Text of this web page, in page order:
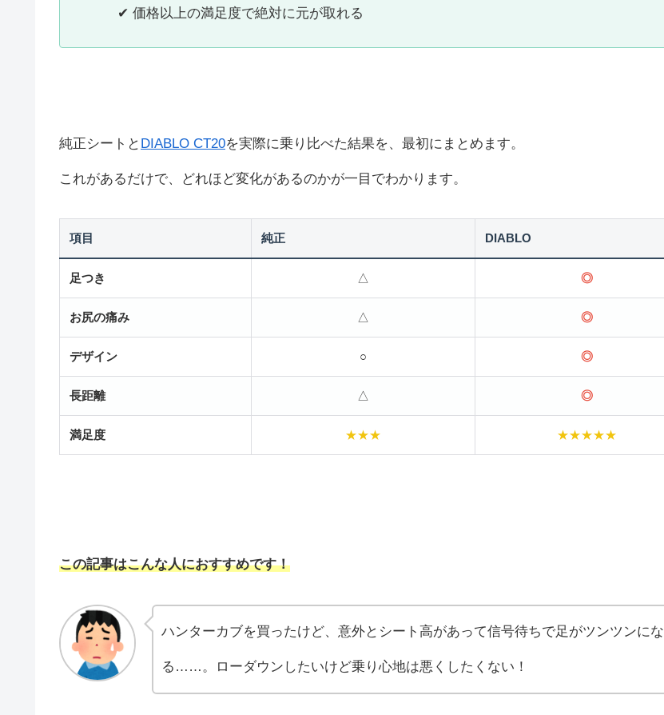
✔ 価格以上の満足度で絶対に元が取れる
純正シートと DIABLO CT20を実際に乗り比べた結果を、最初にまとめます。
これがあるだけで、どれほど変化があるのかが一目でわかります。
項目 純正 DIABLO
足つき △ ◎
お尻の痛み △ ◎
デザイン ○ ◎
長距離 △ ◎
満足度 ★★★ ★★★★★
この記事はこんな人におすすめです！
ハンターカブを買ったけど、意外とシート高があって信号待ちで足がツンツンにな
る……。ローダウンしたいけど乗り心地は悪くしたくない！